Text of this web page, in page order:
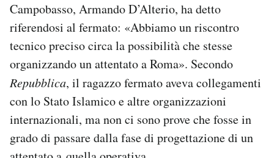
CALENDARIO
AREA PERSONALE
Area Personale
Newsletter
Notifiche mobile
Hai bisogno di aiuto?
Campobasso, Armando D’Alterio, ha detto
riferendosi al fermato: «Abbiamo un riscontro
tecnico preciso circa la possibilità che stesse
organizzando un attentato a Roma». Secondo
Repubblica, il ragazzo fermato aveva collegamenti
con lo Stato Islamico e altre organizzazioni
internazionali, ma non ci sono prove che fosse in
grado di passare dalla fase di progettazione di un